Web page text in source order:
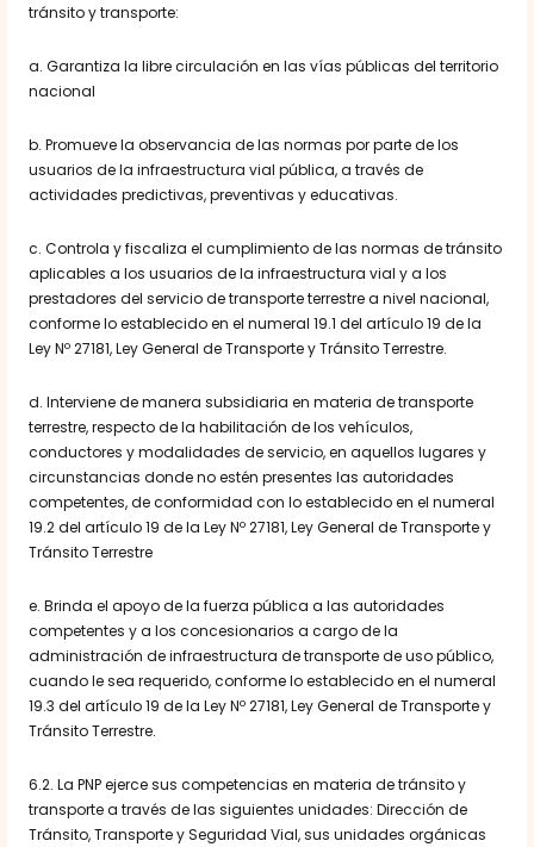
tránsito y transporte:
a. Garantiza la libre circulación en las vías públicas del territorio
nacional
b. Promueve la observancia de las normas por parte de los
usuarios de la infraestructura vial pública, a través de
actividades predictivas, preventivas y educativas.
c. Controla y fiscaliza el cumplimiento de las normas de tránsito
aplicables a los usuarios de la infraestructura vial y a los
prestadores del servicio de transporte terrestre a nivel nacional,
conforme lo establecido en el numeral 19.1 del artículo 19 de la
Ley Nº 27181, Ley General de Transporte y Tránsito Terrestre.
d. Interviene de manera subsidiaria en materia de transporte
terrestre, respecto de la habilitación de los vehículos,
conductores y modalidades de servicio, en aquellos lugares y
circunstancias donde no estén presentes las autoridades
competentes, de conformidad con lo establecido en el numeral
19.2 del artículo 19 de la Ley Nº 27181, Ley General de Transporte y
Tránsito Terrestre
e. Brinda el apoyo de la fuerza pública a las autoridades
competentes y a los concesionarios a cargo de la
administración de infraestructura de transporte de uso público,
cuando le sea requerido, conforme lo establecido en el numeral
19.3 del artículo 19 de la Ley Nº 27181, Ley General de Transporte y
Tránsito Terrestre.
6.2. La PNP ejerce sus competencias en materia de tránsito y
transporte a través de las siguientes unidades: Dirección de
Tránsito, Transporte y Seguridad Vial, sus unidades orgánicas